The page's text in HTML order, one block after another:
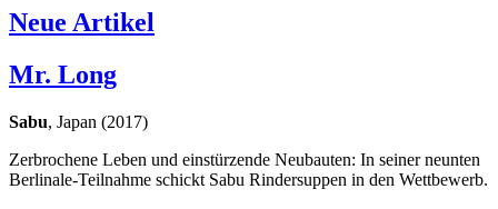
Neue Artikel
Mr. Long
Sabu, Japan (2017)
Zerbrochene Leben und einstürzende Neubauten: In seiner neunten
Berlinale-Teilnahme schickt Sabu Rindersuppen in den Wettbewerb.